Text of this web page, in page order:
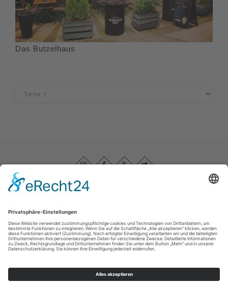
Das Butzelhaus
Haftungsausschluss
Sauerland-Höhenflug Im Ohle 12 57392 Schmallenberg
Naturpark Sauerland Rothaargebirge e.V.